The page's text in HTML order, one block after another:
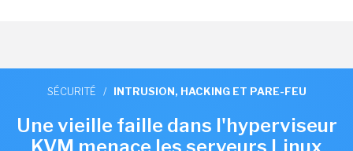
SÉCURITÉ / INTRUSION, HACKING ET PARE-FEU
Une vieille faille dans l'hyperviseur